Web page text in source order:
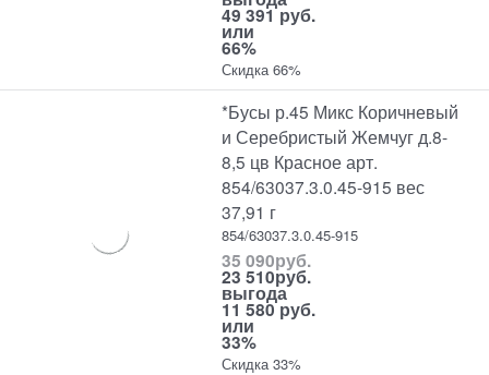
49 391 руб.
или
66%
Скидка 66%
*Бусы р.45 Микс Коричневый
и Серебристый Жемчуг д.8-
8,5 цв Красное арт.
854/63037.3.0.45-915 вес
37,91 г
854/63037.3.0.45-915
35 090руб.
23 510руб.
выгода
11 580 руб.
или
33%
Скидка 33%